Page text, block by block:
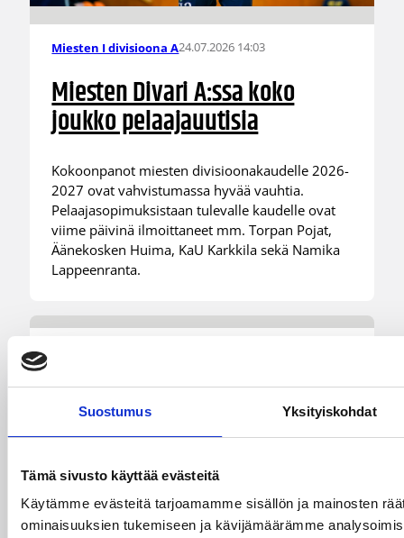
Suostumus Yksityiskohdat
Tämä sivusto käyttää evästeitä
Käytämme evästeitä tarjoamamme sisällön ja mainosten
ominaisuuksien tukemiseen ja kävijämäärämme
Miesten I divisioona A24.07.2026 14:03
Miesten Divari A:ssa koko
joukko pelaajauutisia
Kokoonpanot miesten divisioonakaudelle 2026-
2027 ovat vahvistumassa hyvää vauhtia.
Pelaajasopimuksistaan tulevalle kaudelle ovat
viime päivinä ilmoittaneet mm. Torpan Pojat,
Äänekosken Huima, KaU Karkkila sekä Namika
Lappeenranta.